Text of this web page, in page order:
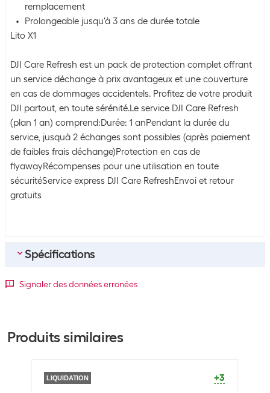
remplacement
Prolongeable jusqu'à 3 ans de durée totale
Lito X1
DJI Care Refresh est un pack de protection complet offrant
un service déchange à prix avantageux et une couverture
en cas de dommages accidentels. Profitez de votre produit
DJI partout, en toute sérénité.Le service DJI Care Refresh
(plan 1 an) comprend:Durée: 1 anPendant la durée du
service, jusquà 2 échanges sont possibles (après paiement
de faibles frais déchange)Protection en cas de
flyawayRécompenses pour une utilisation en toute
sécuritéService express DJI Care RefreshEnvoi et retour
gratuits
Spécifications
Contenu de la commande
Type d'accessoire
Signaler des données erronées
Produits similaires
LIQUIDATION +3